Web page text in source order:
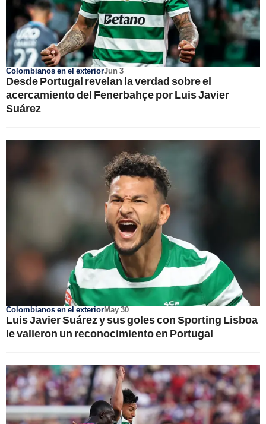
Colombianos en el exteriorJun 3
Desde Portugal revelan la verdad sobre el
acercamiento del Fenerbahçe por Luis Javier
Suárez
Colombianos en el exteriorMay 30
Luis Javier Suárez y sus goles con Sporting Lisboa
le valieron un reconocimiento en Portugal